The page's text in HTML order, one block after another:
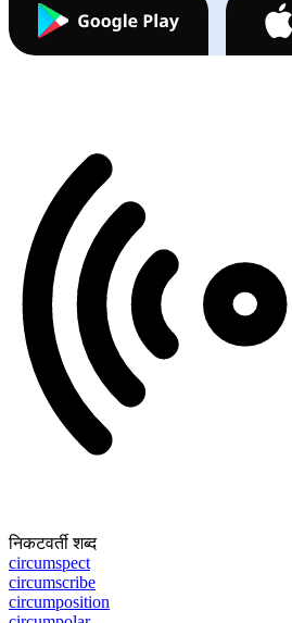
निकटवर्ती शब्द
circumspect
circumscribe
circumposition